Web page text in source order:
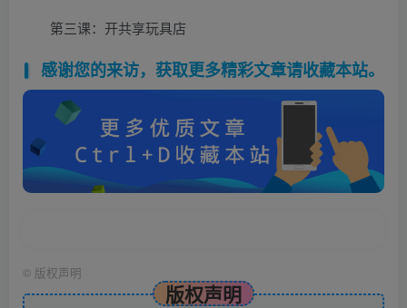
第三课：开共享玩具店
感谢您的来访，获取更多精彩文章请收藏本站。
© 版权声明
版权声明